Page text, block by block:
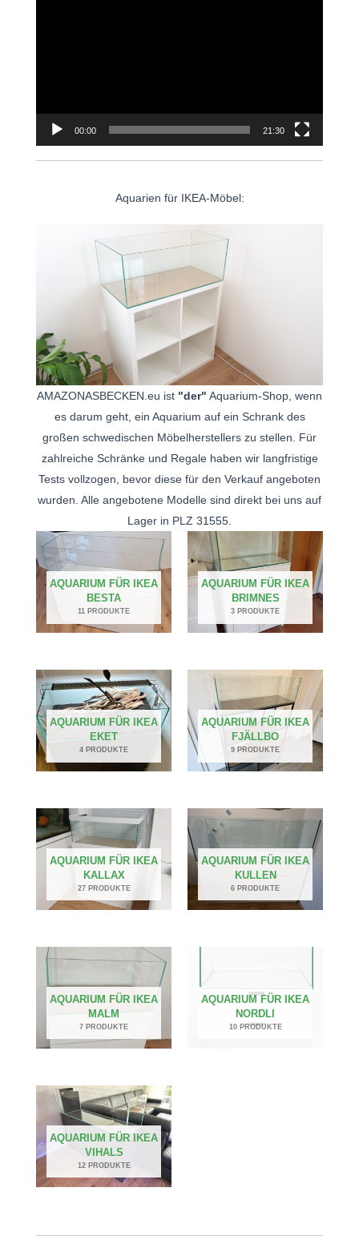
00:00 21:30
Aquarien für IKEA-Möbel:
AMAZONASBECKEN.eu ist "der" Aquarium-Shop, wenn
es darum geht, ein Aquarium auf ein Schrank des
großen schwedischen Möbelherstellers zu stellen. Für
zahlreiche Schränke und Regale haben wir langfristige
Tests vollzogen, bevor diese für den Verkauf angeboten
wurden. Alle angebotene Modelle sind direkt bei uns auf
Lager in PLZ 31555.
AQUARIUM FÜR IKEA
BESTA
11 PRODUKTE
AQUARIUM FÜR IKEA
BRIMNES
3 PRODUKTE
AQUARIUM FÜR IKEA
EKET
4 PRODUKTE
AQUARIUM FÜR IKEA
FJÄLLBO
9 PRODUKTE
AQUARIUM FÜR IKEA
KALLAX
27 PRODUKTE
AQUARIUM FÜR IKEA
KULLEN
6 PRODUKTE
AQUARIUM FÜR IKEA
MALM
7 PRODUKTE
AQUARIUM FÜR IKEA
NORDLI
10 PRODUKTE
AQUARIUM FÜR IKEA
VIHALS
12 PRODUKTE